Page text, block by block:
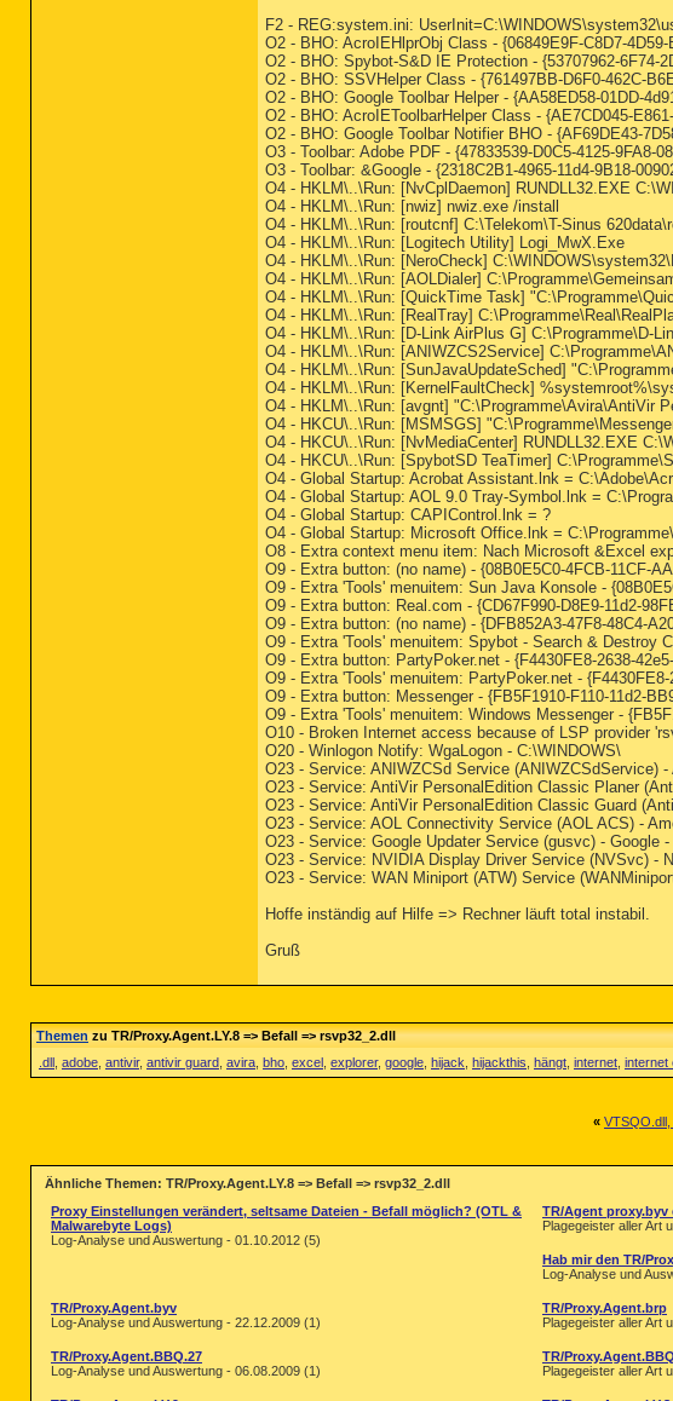
F2 - REG:system.ini:
O2 - BHO: AcroIEHlprObj Class - {06849E9F-C8D7-
O2 - BHO: Spybot-S&D IE Protection - {53707962-6F74-
O2 - BHO: SSVHelper Class - {761497BB-D6F0-462C-
O2 - BHO: Google Toolbar Helper - {AA58ED58-01DD-
O2 - BHO: AcroIEToolbarHelper Class - {AE7CD045-
O2 - BHO: Google Toolbar Notifier BHO - {AF69DE43-
O3 - Toolbar: Adobe PDF - {47833539-D0C5-4125-9FA8-
O3 - Toolbar: &Google - {2318C2B1-4965-11d4-9B18-
O4 - HKLM\..\Run: [NvCplDaemon] RUNDLL32.EXE
O4 - HKLM\..\Run: [nwiz] nwiz.exe /install
O4 - HKLM\..\Run: [routcnf] C:\Telekom\T-Sinus
O4 - HKLM\..\Run: [Logitech Utility] Logi_MwX.Exe
O4 - HKLM\..\Run: [NeroCheck]
O4 - HKLM\..\Run: [AOLDialer]
O4 - HKLM\..\Run: [QuickTime Task]
O4 - HKLM\..\Run: [RealTray]
O4 - HKLM\..\Run: [D-Link AirPlus G] C:\Programme\D-
O4 - HKLM\..\Run: [ANIWZCS2Service]
O4 - HKLM\..\Run: [SunJavaUpdateSched]
O4 - HKLM\..\Run: [KernelFaultCheck]
O4 - HKLM\..\Run: [avgnt] "C:\Programme\Avira\AntiVir
O4 - HKCU\..\Run: [MSMSGS]
O4 - HKCU\..\Run: [NvMediaCenter] RUNDLL32.EXE
O4 - HKCU\..\Run: [SpybotSD TeaTimer]
O4 - Global Startup: Acrobat Assistant.lnk =
O4 - Global Startup: AOL 9.0 Tray-Symbol.lnk =
O4 - Global Startup: CAPIControl.lnk = ?
O4 - Global Startup: Microsoft Office.lnk =
O8 - Extra context menu item: Nach Microsoft &Excel
O9 - Extra button: (no name) - {08B0E5C0-4FCB-11CF-
O9 - Extra 'Tools' menuitem: Sun Java Konsole -
O9 - Extra button: Real.com - {CD67F990-D8E9-11d2-
O9 - Extra button: (no name) - {DFB852A3-47F8-48C4-
O9 - Extra 'Tools' menuitem: Spybot - Search & Destroy
O9 - Extra button: PartyPoker.net - {F4430FE8-2638-
O9 - Extra 'Tools' menuitem: PartyPoker.net -
O9 - Extra button: Messenger - {FB5F1910-F110-11d2-
O9 - Extra 'Tools' menuitem: Windows Messenger -
O10 - Broken Internet access because of LSP provider
O20 - Winlogon Notify: WgaLogon - C:\WINDOWS\
O23 - Service: ANIWZCSd Service (ANIWZCSdService)
O23 - Service: AntiVir PersonalEdition Classic Planer
O23 - Service: AntiVir PersonalEdition Classic Guard
O23 - Service: AOL Connectivity Service (AOL ACS) -
O23 - Service: Google Updater Service (gusvc) - Google
O23 - Service: NVIDIA Display Driver Service (NVSvc) -
O23 - Service: WAN Miniport (ATW) Service
Hoffe inständig auf Hilfe => Rechner läuft total instabil.
Gruß
Themenzu TR/Proxy.Agent.LY.8 => Befall => rsvp32_2.dll
.dll adobe antivir, antivir guard avira bho excel explorer, google hijack hijackthis hängt internet internet
«
Ähnliche Themen: TR/Proxy.Agent.LY.8 => Befall => rsvp32_2.dll
Proxy Einstellungen verändert, seltsame Dateien - Befall möglich? (OTL &
Malwarebyte Logs)
Log-Analyse und Auswertung - 01.10.2012 (5)
TR/Agent proxy.byv
Plagegeister aller Art
Hab mir den TR/
Log-Analyse und
TR/Proxy.Agent.byv
Log-Analyse und Auswertung - 22.12.2009 (1)
TR/Proxy.Agent.brp
Plagegeister aller Art
TR/Proxy.Agent.BBQ.27
Log-Analyse und Auswertung - 06.08.2009 (1)
TR/
Plagegeister aller Art